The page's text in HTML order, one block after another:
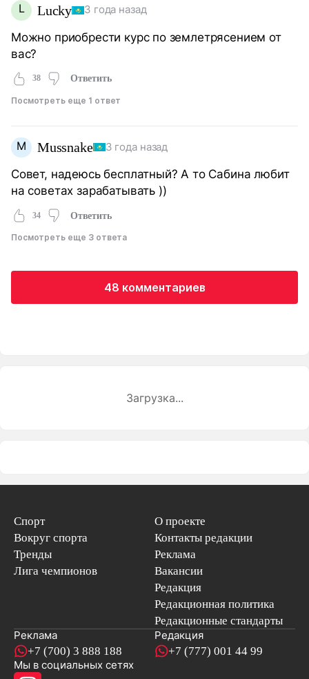
L Lucky 3 года назад
Можно приобрести курс по землетрясением от
вас?
38 Ответить
Посмотреть еще 1 ответ
M Mussnake 3 года назад
Совет, надеюсь бесплатный? А то Сабина любит
на советах зарабатывать ))
34 Ответить
Посмотреть еще 3 ответа
48 комментариев
Загрузка...
Спорт
Вокруг спорта
Тренды
Лига чемпионов
О проекте
Контакты редакции
Реклама
Вакансии
Редакция
Редакционная политика
Редакционные стандарты
Реклама
+7 (700) 3 888 188
Редакция
+7 (777) 001 44 99
Мы в социальных сетях